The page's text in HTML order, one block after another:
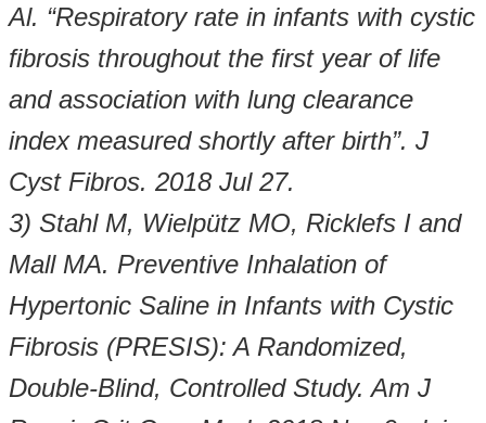
Al. “Respiratory rate in infants with cystic
fibrosis throughout the first year of life
and association with lung clearance
index measured shortly after birth”. J
Cyst Fibros. 2018 Jul 27.
3) Stahl M, Wielpütz MO, Ricklefs I and
Mall MA. Preventive Inhalation of
Hypertonic Saline in Infants with Cystic
Fibrosis (PRESIS): A Randomized,
Double-Blind, Controlled Study. Am J